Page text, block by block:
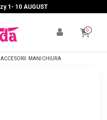
1- 10 AUGUST
0
ACCESORII MANICHIURA